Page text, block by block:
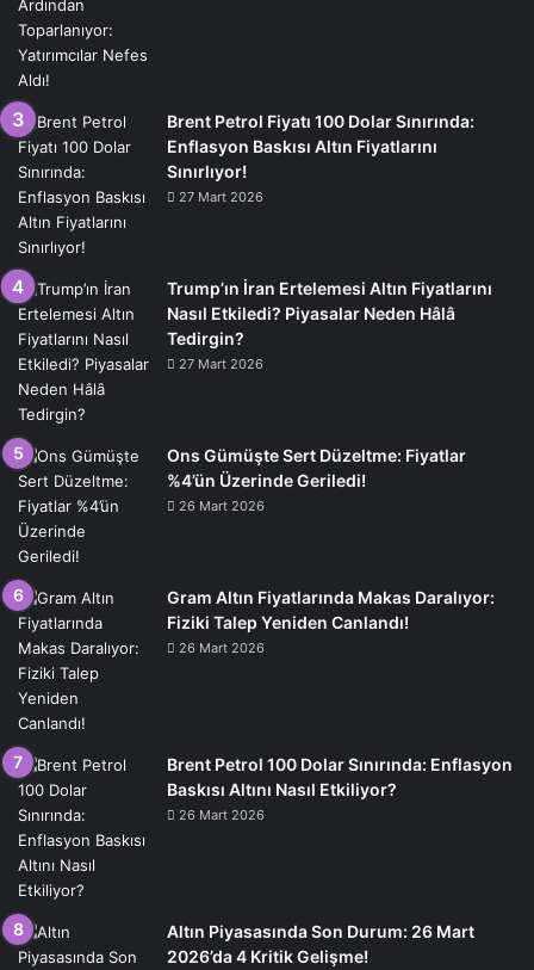
Brent Petrol Fiyatı 100 Dolar Sınırında:
Enflasyon Baskısı Altın Fiyatlarını
Sınırlıyor!
27 Mart 2026
Trump’ın İran Ertelemesi Altın Fiyatlarını
Nasıl Etkiledi? Piyasalar Neden Hâlâ
Tedirgin?
27 Mart 2026
Ons Gümüşte Sert Düzeltme: Fiyatlar
%4’ün Üzerinde Geriledi!
26 Mart 2026
Gram Altın Fiyatlarında Makas Daralıyor:
Fiziki Talep Yeniden Canlandı!
26 Mart 2026
Brent Petrol 100 Dolar Sınırında: Enflasyon
Baskısı Altını Nasıl Etkiliyor?
26 Mart 2026
Altın Piyasasında Son Durum: 26 Mart
2026’da 4 Kritik Gelişme!